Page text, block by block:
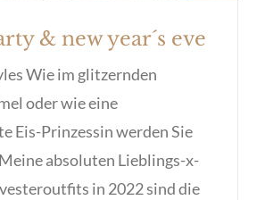
& new year´s eve
Wie im glitzernden
oder wie eine
Eis-Prinzessin werden Sie
absoluten Lieblings-x-
in 2022 sind die